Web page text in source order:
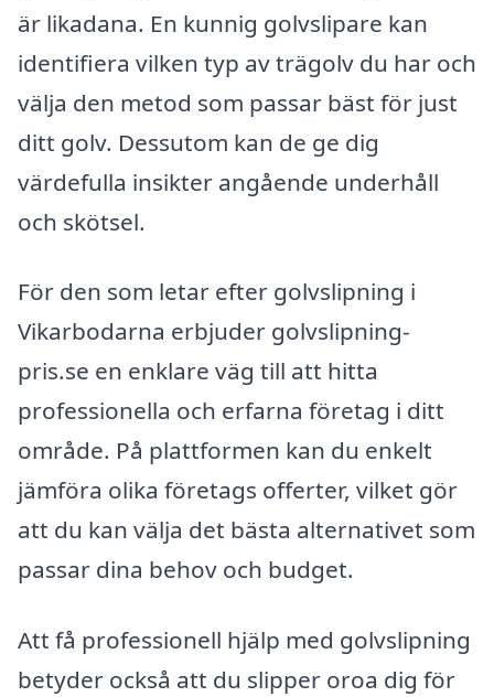
är likadana. En kunnig golvslipare kan
identifiera vilken typ av trägolv du har och
välja den metod som passar bäst för just
ditt golv. Dessutom kan de ge dig
värdefulla insikter angående underhåll
och skötsel.
För den som letar efter golvslipning i
Vikarbodarna erbjuder golvslipning-
pris.se en enklare väg till att hitta
professionella och erfarna företag i ditt
område. På plattformen kan du enkelt
jämföra olika företags offerter, vilket gör
att du kan välja det bästa alternativet som
passar dina behov och budget.
Att få professionell hjälp med golvslipning
betyder också att du slipper oroa dig för